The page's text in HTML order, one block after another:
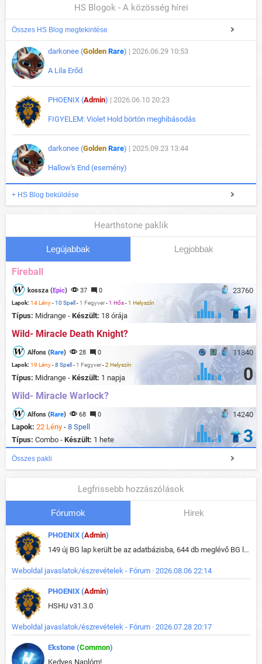
HS Blogok - A közösség hírei
Összes HS Blog megtekintése
darkonee (Golden Rare) | 2026.06.29 10:53
A Lila Erőd
PHOENIX (Admin) | 2026.06.10 20:23
FIGYELEM: Violet Hold börtön meghibásodás
darkonee (Golden Rare) | 2025.09.23 13:44
Hallow's End (esemény)
+ HS Blog beküldése
Hearthstone paklik
Legújabbak Legjobbak
Fireball
23760
kossza (Epic) 37 0
Lapok: 14 Lény-10 Spell - 1 Fegyver-1 Hős-1 Helyszín
Típus: Midrange - Készült: 18 órája 1
Wild- Miracle Death Knight?
11840
Alfons (Rare) 28 0
Lapok: 19 Lény-8 Spell - 1 Fegyver-2 Helyszín
Típus: Midrange - Készült: 1 napja 0
Wild- Miracle Warlock?
14240
Alfons (Rare) 68 0
Lapok: 22 Lény - 8 Spell
Típus: Combo - Készült: 1 hete 3
Összes pakli
Legfrissebb hozzászólások
Fórumok Hirek
PHOENIX (Admin)
149 új BG lap került be az adatbázisba, 644 db meglévő BG lap módosult, bekerültek az új képek a megváltozott lapokhoz is.
Weboldal javaslatok/észrevételek - Fórum · 2026.08.06 22:14
PHOENIX (Admin)
HSHU v31.3.0
Weboldal javaslatok/észrevételek - Fórum · 2026.07.28 20:17
Ekstone (Common)
Kedves Naplóm!